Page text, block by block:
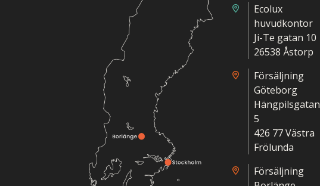
Ecolux
huvudkontor
Ji-Te gatan 10
26538 Åstorp
Försäljning
Göteborg
Hängpilsgatan
5
426 77 Västra
Frölunda
Försäljning